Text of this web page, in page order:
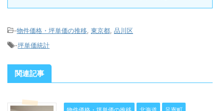
-物件価格・坪単価の推移 東京都 品川区
-坪単価統計
関連記事